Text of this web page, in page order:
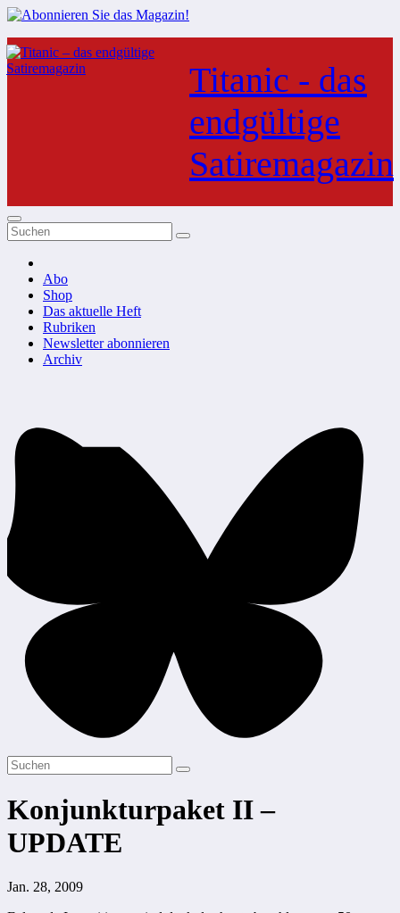
Zum
Inhalt
springen
Titanic - das
endgültige
Satiremagazin
Abo
Shop
Das aktuelle Heft
Rubriken
Newsletter abonnieren
Archiv
Konjunkturpaket II –
UPDATE
Jan. 28, 2009